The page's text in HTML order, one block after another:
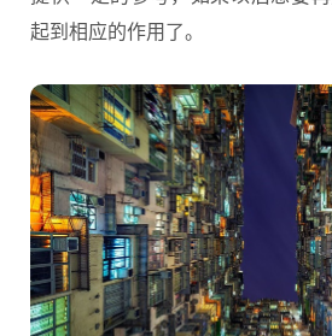
起到相应的作用了。